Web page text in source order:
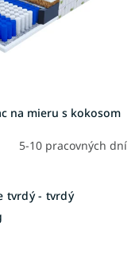
na mieru s kokosom
5-10 pracovných dní
tvrdý - tvrdý